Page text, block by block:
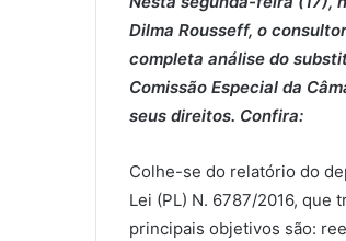
Dilma Rousseff, o
completa análise do
Comissão Especial da
seus direitos. Confira:
Colhe-se do relatório do
Lei (PL) N. 6787/2016, que
principais objetivos são: